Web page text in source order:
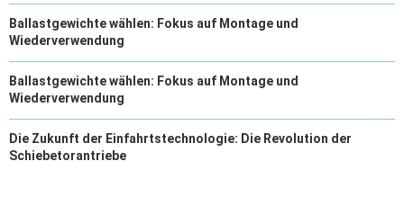
Ballastgewichte wählen: Fokus auf Montage und
Wiederverwendung
Ballastgewichte wählen: Fokus auf Montage und
Wiederverwendung
Die Zukunft der Einfahrtstechnologie: Die Revolution der
Schiebetorantriebe